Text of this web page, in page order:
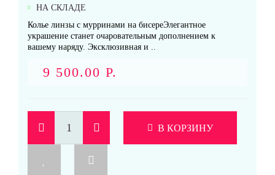
НА СКЛАДЕ
Колье линзы с мурринами на бисереЭлегантное
украшение станет очаровательным дополнением к
вашему наряду. Эксклюзивная и ..
9 500.00 Р.
В КОРЗИНУ